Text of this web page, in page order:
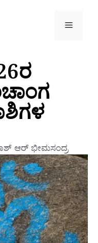
ಆರ್‌ ಭೀಮಸಂದ್ರ